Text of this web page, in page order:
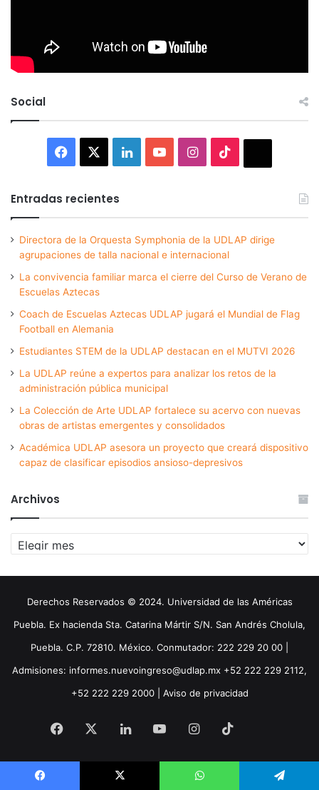
Social
Facebook LinkedInYouTubeInstagram
Entradas recientes
Directora de la Orquesta Symphonia de la UDLAP dirige
agrupaciones de talla nacional e internacional
La convivencia familiar marca el cierre del Curso de Verano de
Escuelas Aztecas
Coach de Escuelas Aztecas UDLAP jugará el Mundial de Flag
Football en Alemania
Estudiantes STEM de la UDLAP destacan en el MUTVI 2026
La UDLAP reúne a expertos para analizar los retos de la
administración pública municipal
La Colección de Arte UDLAP fortalece su acervo con nuevas
obras de artistas emergentes y consolidados
Académica UDLAP asesora un proyecto que creará dispositivo
capaz de clasificar episodios ansioso-depresivos
Archivos
Archivos
Derechos Reservados © 2024. Universidad de las Américas
Puebla. Ex hacienda Sta. Catarina Mártir S/N. San Andrés Cholula,
Puebla. C.P. 72810. México. Conmutador: 222 229 20 00 |
Admisiones: informes.nuevoingreso@udlap.mx +52 222 229 2112,
+52 222 229 2000 | Aviso de privacidad
Facebook LinkedInYouTubeInstagram